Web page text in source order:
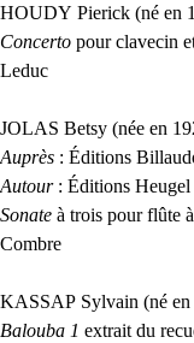
HOUDY Pierick (né en
Concerto pour clavecin
Leduc
JOLAS Betsy (née en
Auprès : Éditions
Autour: Éditions Heugel
Sonate à trois pour flûte
Combre
KASSAP Sylvain (né
Balouba 1 extrait du